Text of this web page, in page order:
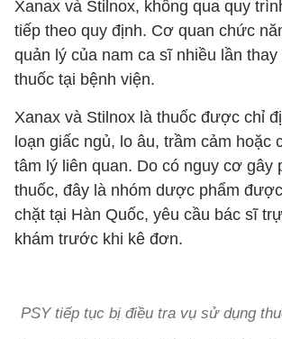
Xanax và Stilnox, không qua quy
tiếp theo quy định. Cơ quan chức
quản lý của nam ca sĩ nhiều lần thay
thuốc tại bệnh viện.
Xanax và Stilnox là thuốc được chỉ
loạn giấc ngủ, lo âu, trầm cảm hoặc
tâm lý liên quan. Do có nguy cơ gây
thuốc, đây là nhóm dược phẩm
chặt tại Hàn Quốc, yêu cầu bác sĩ
khám trước khi kê đơn.
PSY tiếp tục bị điều tra vụ sử dụng